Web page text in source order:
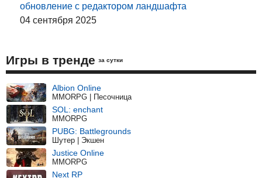
обновление с редактором ландшафта
04 сентября 2025
Игры в тренде за сутки
Albion Online
MMORPG | Песочница
SOL: enchant
MMORPG
PUBG: Battlegrounds
Шутер | Экшен
Justice Online
MMORPG
Next RP